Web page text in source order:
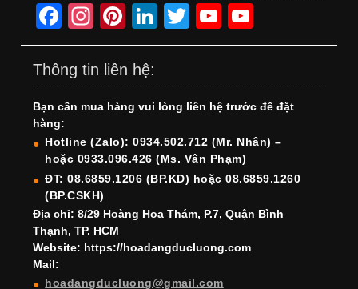
F
a
c
e
b
o
o
k
In
st
a
gr
a
m
Pi
nt
er
e
st
Li
n
e
dI
n
T
wi
er
Y
o
T
u
b
e
o
T
u
b
e
h
Thông tin liên hệ:
Bạn cần mua hàng vui lòng liên hệ trước để đặt
hàng:
Hotline (Zalo): 0934.502.712 (Mr. Nhân) –
hoặc 0933.096.426 (Ms. Vân Phạm)
ĐT: 08.6859.1206 (BP.KD) hoặc 08.6859.1260
(BP.CSKH)
Địa chỉ: 8/29 Hoàng Hoa Thám, P.7, Quận Bình
Thạnh, TP. HCM
Website: https://hoadangducluong.com
Mail:
hoadangducluong@gmail.com